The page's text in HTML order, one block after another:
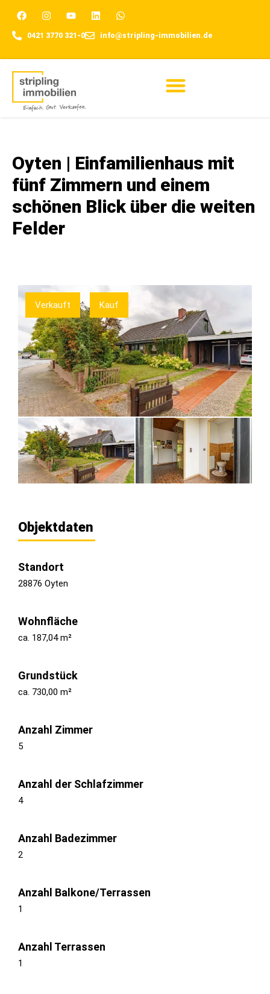
0421 3770 321-0 info@stripling-immobilien.de
Oyten | Einfamilienhaus mit
fünf Zimmern und einem
schönen Blick über die weiten
Felder
Verkauft Kauf
Objektdaten
Standort
28876 Oyten
Wohnfläche
ca. 187,04 m²
Grundstück
ca. 730,00 m²
Anzahl Zimmer
5
Anzahl der Schlafzimmer
4
Anzahl Badezimmer
2
Anzahl Balkone/Terrassen
1
Anzahl Terrassen
1